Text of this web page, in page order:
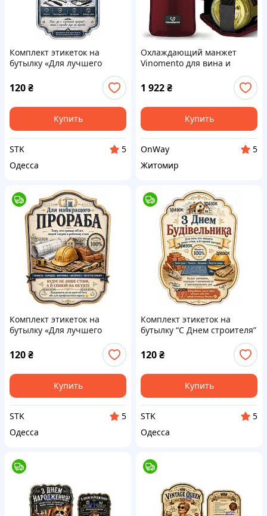
Комплект этикеток на
бутылку «Для лучшего
строителю и мастеру с
юмором
120₴
Купить
STK
5
Одесса
Охлаждающий манжет
Vinomento для вина и
бордовый многослойный с
фиксацией 0,5кг
1 922₴
Купить
OnWay
5
Житомир
Комплект этикеток на
бутылку «Для лучшего
строителю и мастеру с
юмором
120₴
Купить
STK
5
Одесса
Комплект этикеток на
бутылку “С Днем строителя”
строителю, мастеру,
прорабу
120₴
Купить
STK
5
Одесса